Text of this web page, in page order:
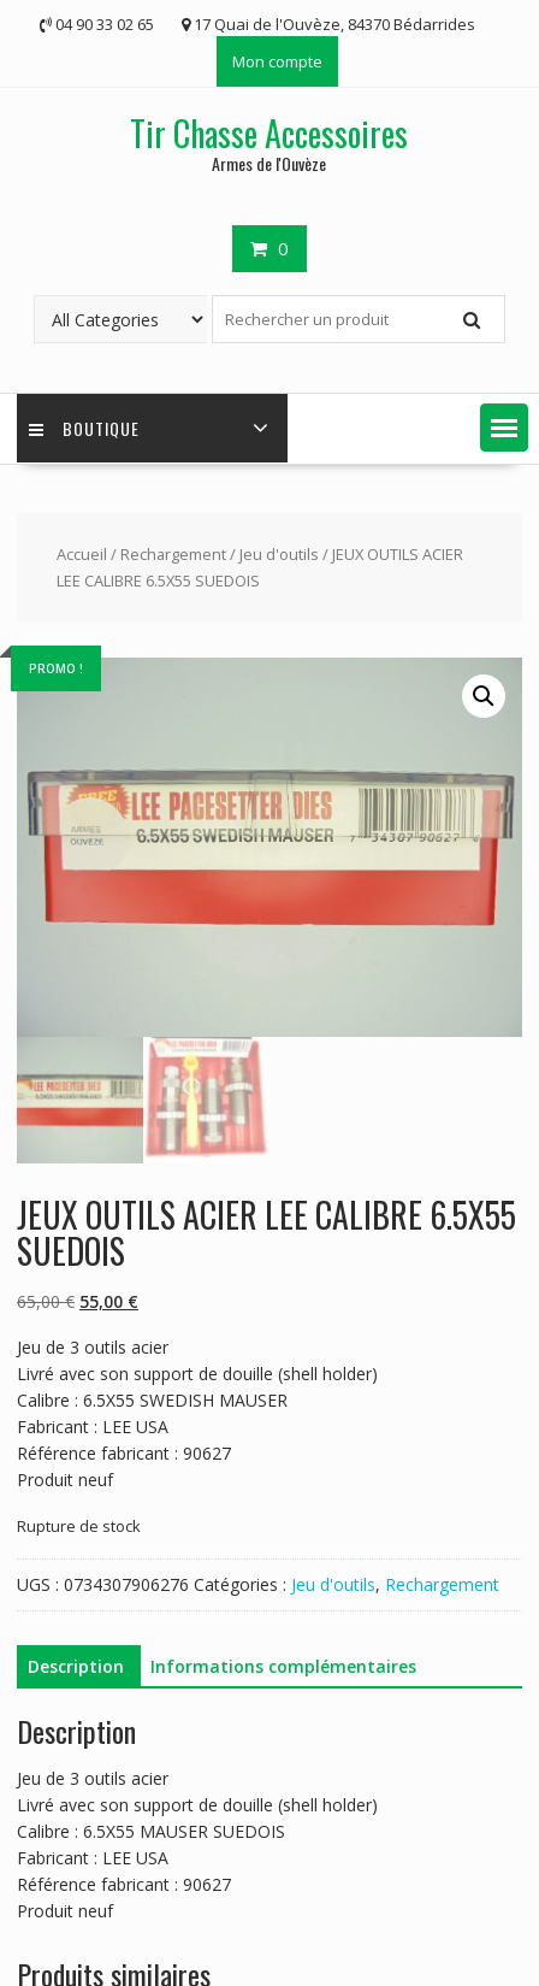
04 90 33 02 65
17 Quai de l'Ouvèze, 84370 Bédarrides
Mon compte
Tir Chasse Accessoires
Armes de l'Ouvèze
0
BOUTIQUE
Accueil / Rechargement/ Jeu d'outils / JEUX OUTILS ACIER
LEE CALIBRE 6.5X55 SUEDOIS
PROMO !
JEUX OUTILS ACIER LEE CALIBRE 6.5X55
SUEDOIS
65,00€ Le
initial
était :
65,00 €.
55,00 €Le
actuel
est :
55,00 €.
Jeu de 3 outils acier
Livré avec son support de douille (shell holder)
Calibre : 6.5X55 SWEDISH MAUSER
Fabricant : LEE USA
Référence fabricant : 90627
Produit neuf
Rupture de stock
UGS : 0734307906276 Catégories : Jeu d'outils, Rechargement
Description Informations complémentaires
Description
Jeu de 3 outils acier
Livré avec son support de douille (shell holder)
Calibre : 6.5X55 MAUSER SUEDOIS
Fabricant : LEE USA
Référence fabricant : 90627
Produit neuf
Produits similaires